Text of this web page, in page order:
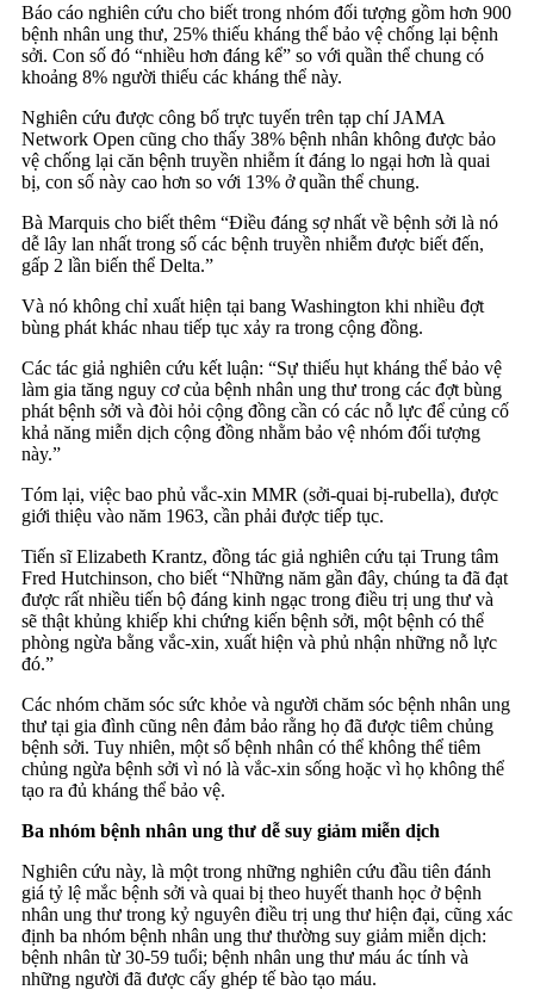
Báo cáo nghiên cứu cho biết trong nhóm đối tượng gồm hơn 900
bệnh nhân ung thư, 25% thiếu kháng thể bảo vệ chống lại bệnh
sởi. Con số đó “nhiều hơn đáng kể” so với quần thể chung có
khoảng 8% người thiếu các kháng thể này.
Nghiên cứu được công bố trực tuyến trên tạp chí JAMA
Network Open cũng cho thấy 38% bệnh nhân không được bảo
vệ chống lại căn bệnh truyền nhiễm ít đáng lo ngại hơn là quai
bị, con số này cao hơn so với 13% ở quần thể chung.
Bà Marquis cho biết thêm “Điều đáng sợ nhất về bệnh sởi là nó
dễ lây lan nhất trong số các bệnh truyền nhiễm được biết đến,
gấp 2 lần biến thể Delta.”
Và nó không chỉ xuất hiện tại bang Washington khi nhiều đợt
bùng phát khác nhau tiếp tục xảy ra trong cộng đồng.
Các tác giả nghiên cứu kết luận: “Sự thiếu hụt kháng thể bảo vệ
làm gia tăng nguy cơ của bệnh nhân ung thư trong các đợt bùng
phát bệnh sởi và đòi hỏi cộng đồng cần có các nỗ lực để củng cố
khả năng miễn dịch cộng đồng nhằm bảo vệ nhóm đối tượng
này.”
Tóm lại, việc bao phủ vắc-xin MMR (sởi-quai bị-rubella), được
giới thiệu vào năm 1963, cần phải được tiếp tục.
Tiến sĩ Elizabeth Krantz, đồng tác giả nghiên cứu tại Trung tâm
Fred Hutchinson, cho biết “Những năm gần đây, chúng ta đã đạt
được rất nhiều tiến bộ đáng kinh ngạc trong điều trị ung thư và
sẽ thật khủng khiếp khi chứng kiến bệnh sởi, một bệnh có thể
phòng ngừa bằng vắc-xin, xuất hiện và phủ nhận những nỗ lực
đó.”
Các nhóm chăm sóc sức khỏe và người chăm sóc bệnh nhân ung
thư tại gia đình cũng nên đảm bảo rằng họ đã được tiêm chủng
bệnh sởi. Tuy nhiên, một số bệnh nhân có thể không thể tiêm
chủng ngừa bệnh sởi vì nó là vắc-xin sống hoặc vì họ không thể
tạo ra đủ kháng thể bảo vệ.
Ba nhóm bệnh nhân ung thư dễ suy giảm miễn dịch
Nghiên cứu này, là một trong những nghiên cứu đầu tiên đánh
giá tỷ lệ mắc bệnh sởi và quai bị theo huyết thanh học ở bệnh
nhân ung thư trong kỷ nguyên điều trị ung thư hiện đại, cũng xác
định ba nhóm bệnh nhân ung thư thường suy giảm miễn dịch:
bệnh nhân từ 30-59 tuổi; bệnh nhân ung thư máu ác tính và
những người đã được cấy ghép tế bào tạo máu.